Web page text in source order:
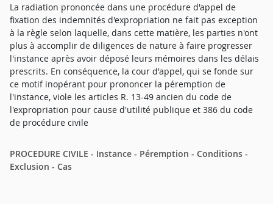
La radiation prononcée dans une procédure d'appel de
fixation des indemnités d'expropriation ne fait pas exception
à la règle selon laquelle, dans cette matière, les parties n'ont
plus à accomplir de diligences de nature à faire progresser
l'instance après avoir déposé leurs mémoires dans les délais
prescrits. En conséquence, la cour d'appel, qui se fonde sur
ce motif inopérant pour prononcer la péremption de
l'instance, viole les articles R. 13-49 ancien du code de
l'expropriation pour cause d'utilité publique et 386 du code
de procédure civile
PROCEDURE CIVILE - Instance - Péremption - Conditions -
Exclusion - Cas